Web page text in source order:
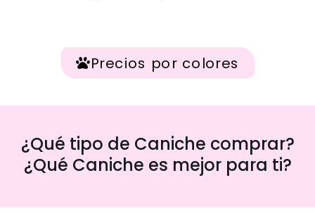
Precios por colores
¿Qué tipo de Caniche comprar?
¿Qué Caniche es mejor para ti?